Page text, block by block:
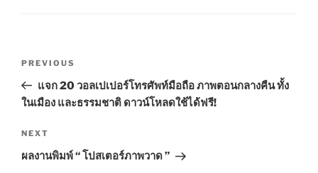
s
n
a
P
r
e
i
o
PREVIOUS
แจก 20 วอลเปเปอร์โทรศัพท์มือถือ ภาพตอนกลางคืน ทั้ง
ในเมือง และธรรมชาติ ดาวน์โหลดใช้ได้ฟรี!
N
e
NEXT
ผลงานพิมพ์ “ โปสเตอร์ภาพวาด ”